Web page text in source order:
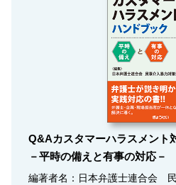
Q&Aカスタマーハラスメント
－平時の備えと有事の対応－
編著者名：日本弁護士連合会